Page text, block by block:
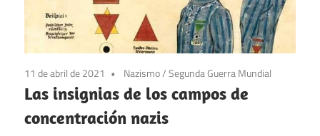
11 de abril de 2021 Nazismo/Segunda Guerra Mundial
Las insignias de los campos de
concentración nazis